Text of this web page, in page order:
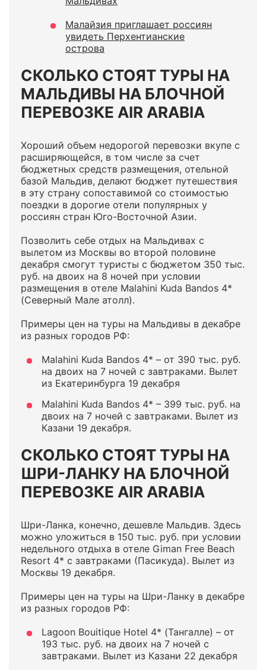
Малайзия приглашает россиян
увидеть Перхентианские
острова
СКОЛЬКО СТОЯТ ТУРЫ НА
МАЛЬДИВЫ НА БЛОЧНОЙ
ПЕРЕВОЗКЕ AIR ARABIA
Хороший объем недорогой перевозки вкупе с
расширяющейся, в том числе за счет
бюджетных средств размещения, отельной
базой Мальдив, делают бюджет путешествия
в эту страну сопоставимой со стоимостью
поездки в дорогие отели популярных у
россиян стран Юго-Восточной Азии.
Позволить себе отдых на Мальдивах с
вылетом из Москвы во второй половине
декабря смогут туристы с бюджетом 350 тыс.
руб. на двоих на 8 ночей при условии
размещения в отеле Malahini Kuda Bandos 4*
(Северный Мале атолл).
Примеры цен на туры на Мальдивы в декабре
из разных городов РФ:
Malahini Kuda Bandos 4* – от 390 тыс. руб.
на двоих на 7 ночей с завтраками. Вылет
из Екатеринбурга 19 декабря
Malahini Kuda Bandos 4* – 399 тыс. руб. на
двоих на 7 ночей с завтраками. Вылет из
Казани 19 декабря.
СКОЛЬКО СТОЯТ ТУРЫ НА
ШРИ-ЛАНКУ НА БЛОЧНОЙ
ПЕРЕВОЗКЕ AIR ARABIA
Шри-Ланка, конечно, дешевле Мальдив. Здесь
можно уложиться в 150 тыс. руб. при условии
недельного отдыха в отеле Giman Free Beach
Resort 4* с завтраками (Пасикуда). Вылет из
Москвы 19 декабря.
Примеры цен на туры на Шри-Ланку в декабре
из разных городов РФ:
Lagoon Bouitique Hotel 4* (Тангалле) – от
193 тыс. руб. на двоих на 7 ночей с
завтраками. Вылет из Казани 22 декабря